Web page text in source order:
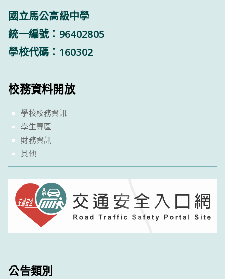
國立馬公高級中學
統一編號：96402805
學校代碼：160302
校務資料開放
學校校務資訊
學生專區
財務資訊
其他
公告類別